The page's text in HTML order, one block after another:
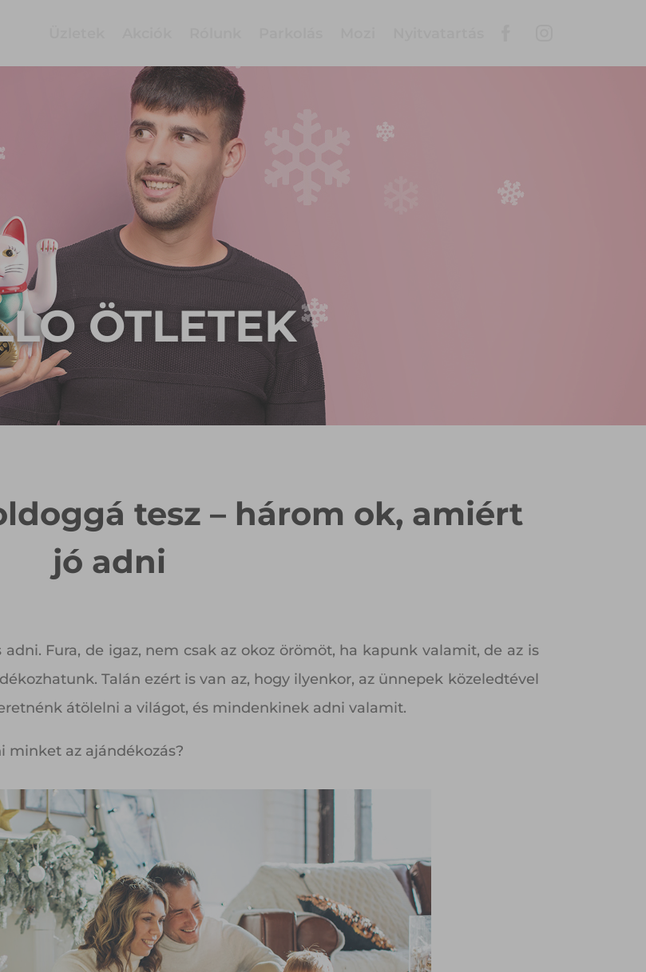
ÖTLETEK
tesz – három ok, amiért
jó adni
Fura, de igaz, nem csak az okoz örömöt, ha kapunk valamit, de az is
Talán ezért is van az, hogy ilyenkor, az ünnepek közeledtével
átölelni a világot, és mindenkinek adni valamit.
minket az ajándékozás?